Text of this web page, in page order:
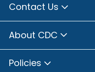
Contact Us
About CDC
Policies